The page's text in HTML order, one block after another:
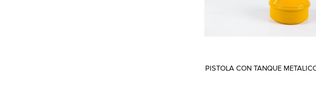
PISTOLA CON TANQUE